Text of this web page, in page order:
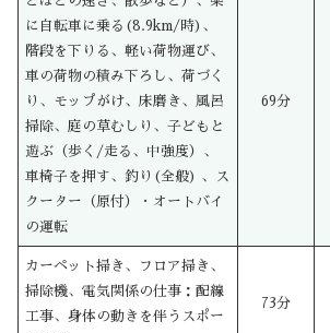
に自転車に乗る(8.9km/時)、
階段を下りる、軽い荷物運び、
車の荷物の積み下ろし、荷づく
り、モップがけ、床磨き、風呂
掃除、庭の草むしり、子どもと
遊ぶ（歩く/走る、中強度）、
車椅子を押す、釣り(全般) 、ス
クーター（原付）・オートバイ
の運転
69分
カーペット掃き、フロア掃き、
掃除機、電気関係の仕事：配線
工事、身体の動きを伴うスポー
73分